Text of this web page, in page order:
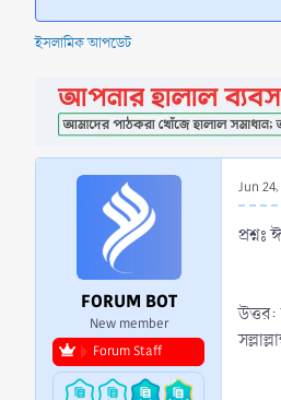
r
e
d
s
t
a
r
a
d
a
t
e
ইসলামিক আপডেট
FORUM BOT
New member
Forum Staff
Jun